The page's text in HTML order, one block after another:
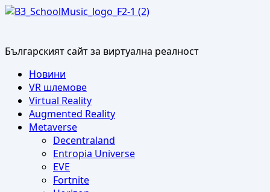
Skip
Българският сайт за виртуална реалност
Primary
Menu
Новини
VR шлемове
Virtual Reality
Augmented Reality
Metaverse
Decentraland
Entropia Universe
EVE
Fortnite